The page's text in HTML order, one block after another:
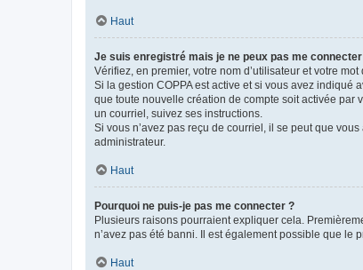
Haut
Je suis enregistré mais je ne peux pas me connecter
Vérifiez, en premier, votre nom d’utilisateur et votre
Si la gestion COPPA est active et si vous avez indiqué
que toute nouvelle création de compte soit activée par
un courriel, suivez ses instructions.
Si vous n’avez pas reçu de courriel, il se peut que
administrateur.
Haut
Pourquoi ne puis-je pas me connecter ?
Plusieurs raisons pourraient expliquer cela.
n’avez pas été banni. Il est également possible que le
Haut